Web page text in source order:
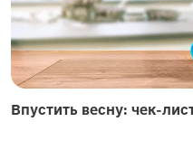
Впустить весну: чек-